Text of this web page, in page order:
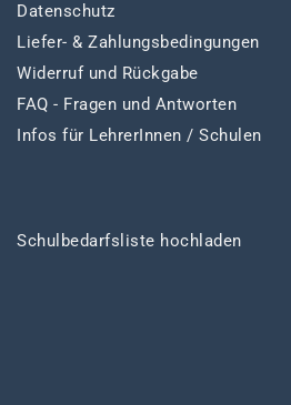
Datenschutz
Liefer- & Zahlungsbedingungen
Widerruf und Rückgabe
FAQ - Fragen und Antworten
Infos für LehrerInnen / Schulen
Schulbedarfsliste hochladen